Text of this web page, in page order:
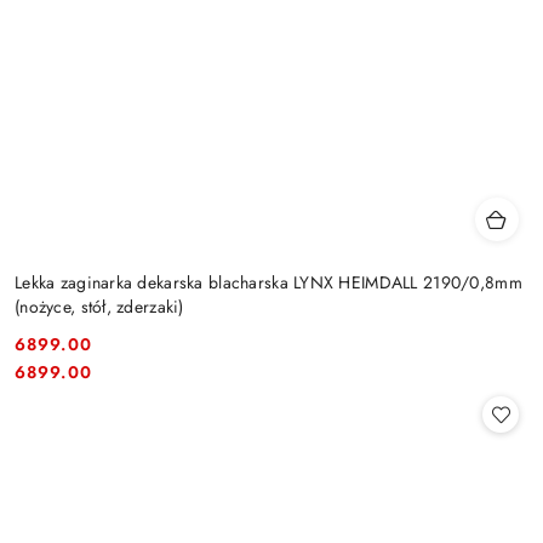
Lekka zaginarka dekarska blacharska LYNX HEIMDALL 2190/0,8mm
(nożyce, stół, zderzaki)
Cena:
6899.00
Cena:
6899.00